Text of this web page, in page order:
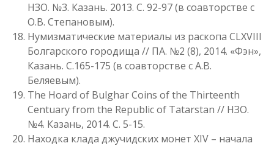
НЗО. №3. Казань. 2013. С. 92-97 (в соавторстве с
О.В. Степановым).
Нумизматические материалы из раскопа CLXVIII
Болгарского городища // ПА. №2 (8), 2014. «Фэн»,
Казань. С.165-175 (в соавторстве с А.В.
Беляевым).
The Hoard of Bulghar Coins of the Thirteenth
Centuary from the Republic of Tatarstan // НЗО.
№4. Казань, 2014. С. 5-15.
Находка клада джучидских монет XIV – начала